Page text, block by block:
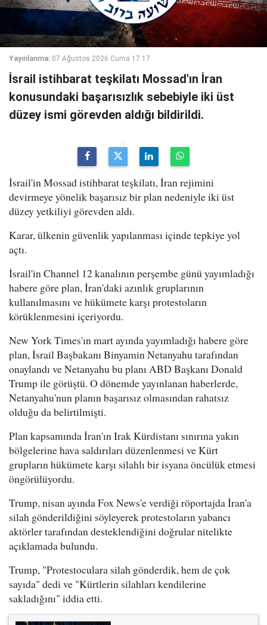
Yayınlanma: 07 Ağustos 2026 Cuma 17:17
İsrail istihbarat teşkilatı Mossad'ın İran
konusundaki başarısızlık sebebiyle iki üst
düzey ismi görevden aldığı bildirildi.
İsrail'in Mossad istihbarat teşkilatı, İran rejimini
devirmeye yönelik başarısız bir plan nedeniyle iki üst
düzey yetkiliyi görevden aldı.
Karar, ülkenin güvenlik yapılanması içinde tepkiye yol
açtı.
İsrail'in Channel 12 kanalının perşembe günü yayımladığı
habere göre plan, İran'daki azınlık gruplarının
kullanılmasını ve hükümete karşı protestoların
körüklenmesini içeriyordu.
New York Times'ın mart ayında yayımladığı habere göre
plan, İsrail Başbakanı Binyamin Netanyahu tarafından
onaylandı ve Netanyahu bu planı ABD Başkanı Donald
Trump ile görüştü. O dönemde yayınlanan haberlerde,
Netanyahu'nun planın başarısız olmasından rahatsız
olduğu da belirtilmişti.
Plan kapsamında İran'ın Irak Kürdistanı sınırına yakın
bölgelerine hava saldırıları düzenlenmesi ve Kürt
grupların hükümete karşı silahlı bir isyana öncülük etmesi
öngörülüyordu.
Trump, nisan ayında Fox News'e verdiği röportajda İran'a
silah gönderildiğini söyleyerek protestoların yabancı
aktörler tarafından desteklendiğini doğrular nitelikte
açıklamada bulundu.
Trump, "Protestoculara silah gönderdik, hem de çok
sayıda" dedi ve "Kürtlerin silahları kendilerine
sakladığını" iddia etti.